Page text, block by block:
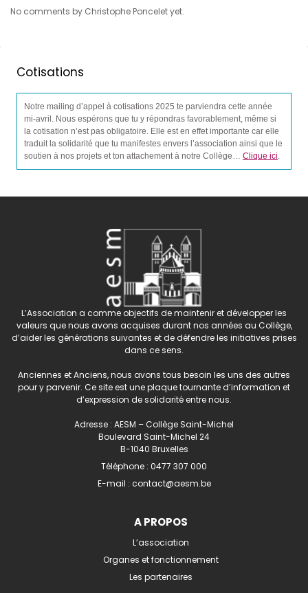
No comments by Christophe Poncelet yet.
Cotisations
Notre mailing d’appel à cotisations 2025 te parviendra cette année
mi-avril. Nous espérons que tu y répondras favorablement, même si
la cotisation n’est pas obligatoire. Elle est en effet importante car elle
traduit la solidarité que tu manifestes envers l’association ainsi que le
soutien à nos projets et ton attachement à notre Collège… Clique ici.
L’Association a comme objectifs de maintenir et développer les
valeurs que nous avons acquises durant nos années au Collège,
d’aider les générations suivantes et de défendre les initiatives prises
dans ce sens.
Anciennes et Anciens, nous avons tous besoin les uns des autres
pour y parvenir. Ce site est une plaque tournante d’information et
d’expression de solidarité entre nous.
Adresse : AESM – Collège Saint-Michel
Boulevard Saint-Michel 24
B-1040 Bruxelles
Téléphone : 0477 307 000
E-mail : contact@aesm.be
A PROPOS
L’association
Organes et fonctionnement
Les partenaires